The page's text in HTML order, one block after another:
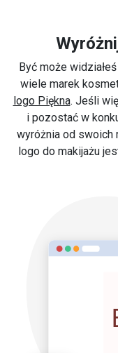
Być może
wiele marek
logo Piękna. Jeśli
i pozostać w
wyróżnia od swoich
logo do makijażu